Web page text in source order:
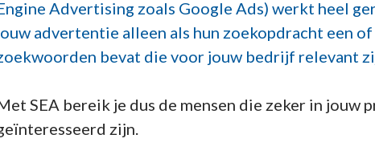
Advertising zoals Google Ads) werkt heel
advertentie alleen als hun zoekopdracht een
bevat die voor jouw bedrijf relevant
SEA bereik je dus de mensen die zeker in jouw
zijn.